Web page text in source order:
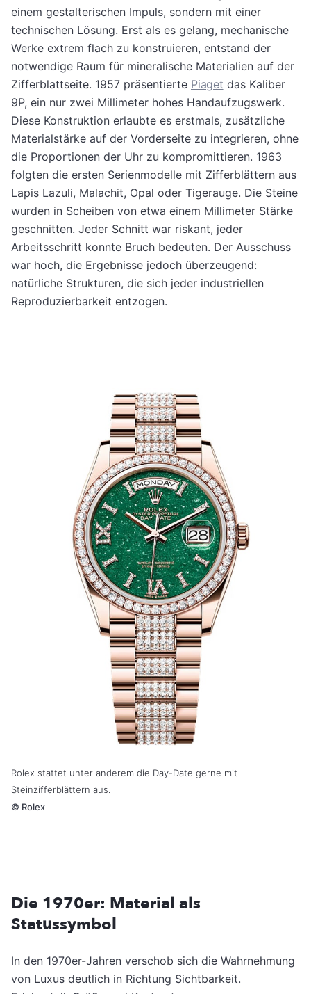
einem gestalterischen Impuls, sondern mit einer
technischen Lösung. Erst als es gelang, mechanische
Werke extrem flach zu konstruieren, entstand der
notwendige Raum für mineralische Materialien auf der
Zifferblattseite. 1957 präsentierte Piaget das Kaliber
9P, ein nur zwei Millimeter hohes Handaufzugswerk.
Diese Konstruktion erlaubte es erstmals, zusätzliche
Materialstärke auf der Vorderseite zu integrieren, ohne
die Proportionen der Uhr zu kompromittieren. 1963
folgten die ersten Serienmodelle mit Zifferblättern aus
Lapis Lazuli, Malachit, Opal oder Tigerauge. Die Steine
wurden in Scheiben von etwa einem Millimeter Stärke
geschnitten. Jeder Schnitt war riskant, jeder
Arbeitsschritt konnte Bruch bedeuten. Der Ausschuss
war hoch, die Ergebnisse jedoch überzeugend:
natürliche Strukturen, die sich jeder industriellen
Reproduzierbarkeit entzogen.
Rolex stattet unter anderem die Day-Date gerne mit
Steinzifferblättern aus.
© Rolex
Die 1970er: Material als
Statussymbol
In den 1970er-Jahren verschob sich die Wahrnehmung
von Luxus deutlich in Richtung Sichtbarkeit.